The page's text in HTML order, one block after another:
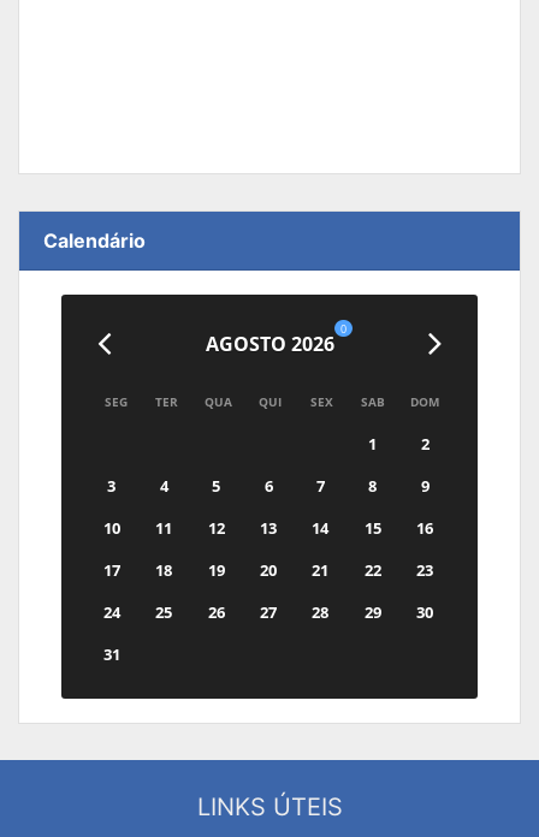
Calendário
AGOSTO 2026
0
SEG TER QUA QUI SEX SAB DOM
1
2
3
4 5 6 7 8
9
10
11 12 13 14 15
16
17
18 19 20 21 22
23
24
25 26 27 28 29
30
31
LINKS ÚTEIS